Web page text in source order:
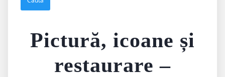
Pictură, icoane și
restaurare –